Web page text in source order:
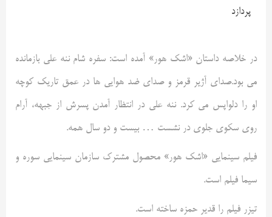
پردازد
در خلاصه داستان «اشک هور» آمده است: سفره شام ننه علی بازمانده
می بود.صدای آژیر قرمز و صدای ضد هوایی ها در عمق تاریک کوچه
او را دلواپس می کرد. ننه علی در انتظار آمدن پسرش از جبهه، آرام
روی سکوی جلوی در نشست … بیست و دو سال همه.
فیلم سینمایی «اشک هور» محصول مشترک سازمان سینمایی سوره و
سیما فیلم است.
تیزر فیلم را قدیر حمزه ساخته است.